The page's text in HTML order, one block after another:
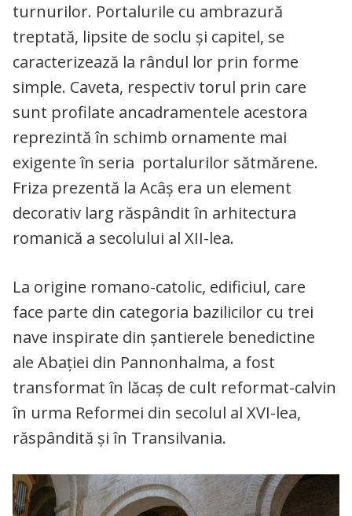
turnurilor. Portalurile cu ambrazură
treptată, lipsite de soclu şi capitel, se
caracterizează la rândul lor prin forme
simple. Caveta, respectiv torul prin care
sunt profilate ancadramentele acestora
reprezintă în schimb ornamente mai
exigente în seria portalurilor sătmărene.
Friza prezentă la Acâş era un element
decorativ larg răspândit în arhitectura
romanică a secolului al XII-lea.
La origine romano-catolic, edificiul, care
face parte din categoria bazilicilor cu trei
nave inspirate din șantierele benedictine
ale Abației din Pannonhalma, a fost
transformat în lăcaș de cult reformat-calvin
în urma Reformei din secolul al XVI-lea,
răspândită și în Transilvania.